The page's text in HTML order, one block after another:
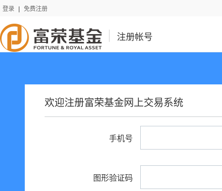
登录 免费注册
注册帐号
欢迎注册富荣基金网上交易系统
手机号
图形验证码